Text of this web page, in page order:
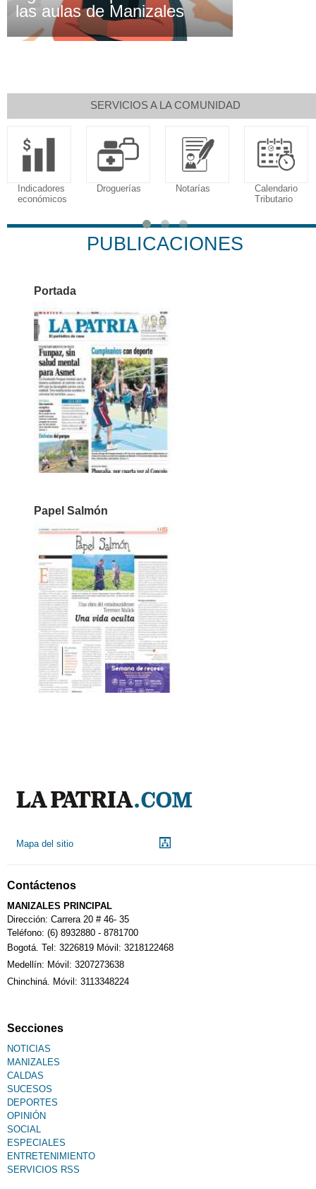
las aulas de Manizales
SERVICIOS A LA COMUNIDAD
Indicadores
económicos
Droguerías Notarías
Calendario
Tributario
PUBLICACIONES
Portada
Papel Salmón
Mapa del sitio
Contáctenos
MANIZALES PRINCIPAL
Dirección: Carrera 20 # 46- 35
Teléfono: (6) 8932880 - 8781700
Bogotá. Tel: 3226819 Móvil: 3218122468
Medellín: Móvil: 3207273638
Chinchiná. Móvil: 3113348224
Secciones
NOTICIAS
MANIZALES
CALDAS
SUCESOS
DEPORTES
OPINIÓN
SOCIAL
ESPECIALES
ENTRETENIMIENTO
SERVICIOS RSS